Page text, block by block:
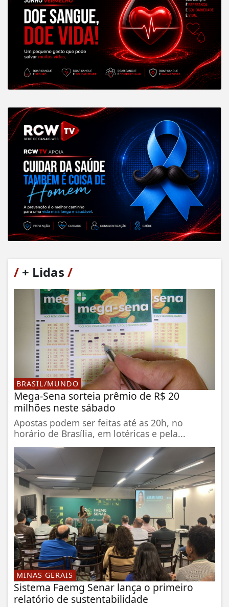
/ + Lidas /
BRASIL/MUNDO
Mega-Sena sorteia prêmio de R$ 20
milhões neste sábado
Apostas podem ser feitas até as 20h, no
horário de Brasília, em lotéricas e pela...
MINAS GERAIS
Sistema Faemg Senar lança o primeiro
relatório de sustentabilidade